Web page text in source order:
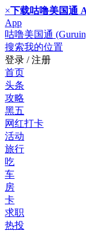
×下载咕噜美国通
App
咕噜美国通
搜索我的位置
登录 / 注册
首页
头条
攻略
黑五
网红打卡
活动
旅行
吃
车
房
卡
求职
热投